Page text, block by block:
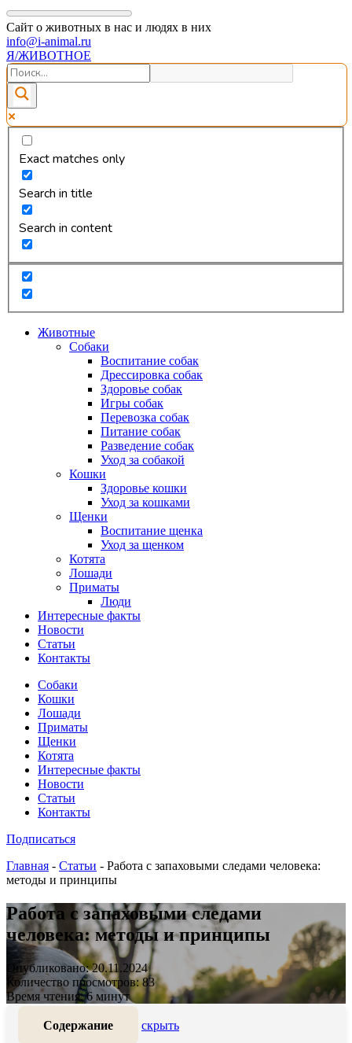
Сайт о животных в нас и людях в них
info@i-animal.ru
Я/ЖИВОТНОЕ
Exact matches only
Search in title
Search in content
Животные
Собаки
Воспитание собак
Дрессировка собак
Здоровье собак
Игры собак
Перевозка собак
Питание собак
Разведение собак
Уход за собакой
Кошки
Здоровье кошки
Уход за кошками
Щенки
Воспитание щенка
Уход за щенком
Котята
Лошади
Приматы
Люди
Интересные факты
Новости
Статьи
Контакты
Собаки
Кошки
Лошади
Приматы
Щенки
Котята
Интересные факты
Новости
Статьи
Контакты
Подписаться
Главная - Статьи - Работа с запаховыми следами человека:
методы и принципы
Работа с запаховыми следами
человека: методы и принципы
Опубликовано: 20.11.2024
Количество просмотров: 83
Время чтения: 6 минут
Содержание скрыть